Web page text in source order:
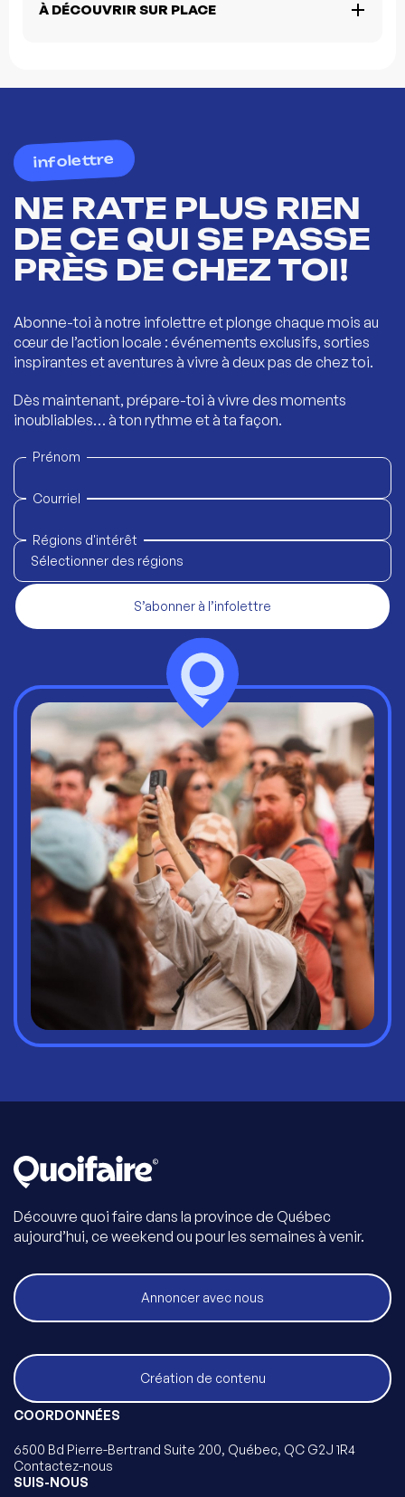
À DÉCOUVRIR SUR PLACE
infolettre
NE RATE PLUS RIEN
DE CE QUI SE PASSE
PRÈS DE CHEZ TOI!
Abonne-toi à notre infolettre et plonge chaque mois au
cœur de l’action locale : événements exclusifs, sorties
inspirantes et aventures à vivre à deux pas de chez toi.
Dès maintenant, prépare-toi à vivre des moments
inoubliables… à ton rythme et à ta façon.
Prénom
Courriel
Régions d'intérêt
Sélectionner des régions
S’abonner à l’infolettre
Découvre quoi faire dans la province de Québec
aujourd’hui, ce weekend ou pour les semaines à venir.
Annoncer avec nous
Création de contenu
COORDONNÉES
6500 Bd Pierre-Bertrand Suite 200, Québec, QC G2J 1R4
Contactez-nous
SUIS-NOUS